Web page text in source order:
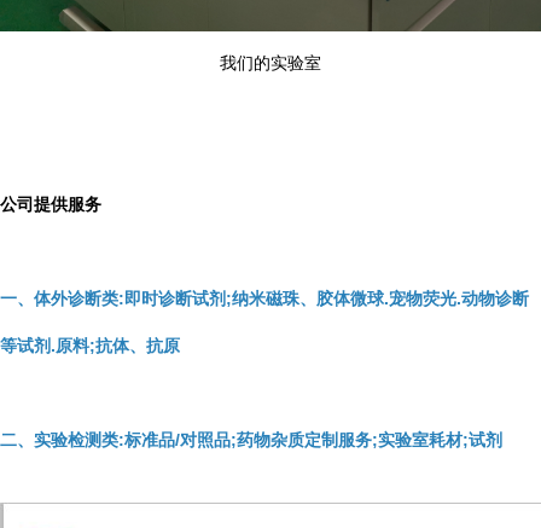
我们的实验室
公司提供服务
一、体外诊断类:即时诊断试剂;纳米磁珠、胶体微球.宠物荧光.动物诊断
等试剂.原料;抗体、抗原
二、实验检测类:标准品/对照品;药物杂质定制服务;实验室耗材;试剂